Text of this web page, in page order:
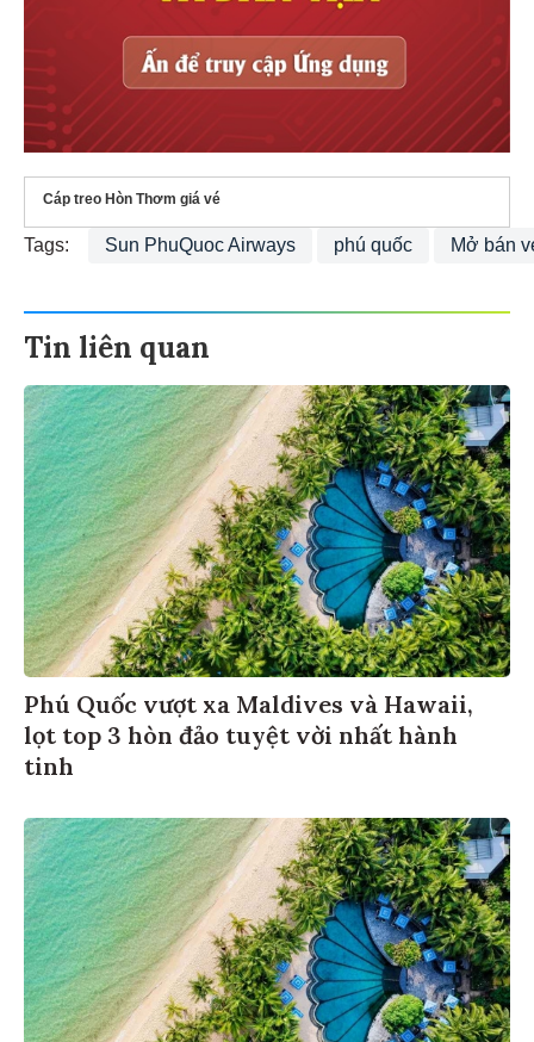
Cáp treo Hòn Thơm giá vé
Tags: Sun PhuQuoc Airways phú quốc Mở bán
Tin liên quan
Phú Quốc vượt xa Maldives và Hawaii,
lọt top 3 hòn đảo tuyệt vời nhất hành
tinh